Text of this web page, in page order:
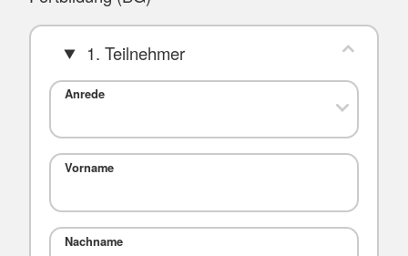
1. Teilnehmer
Anrede
Vorname
Nachname